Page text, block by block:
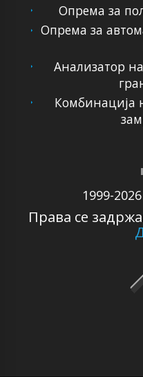
1999-
Права се
Опрема за
Опрема за
Анализатор
Комбинација